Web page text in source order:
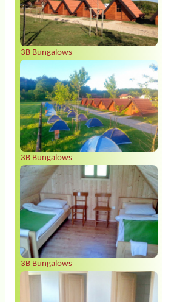
3B Bungalows
3B Bungalows
3B Bungalows